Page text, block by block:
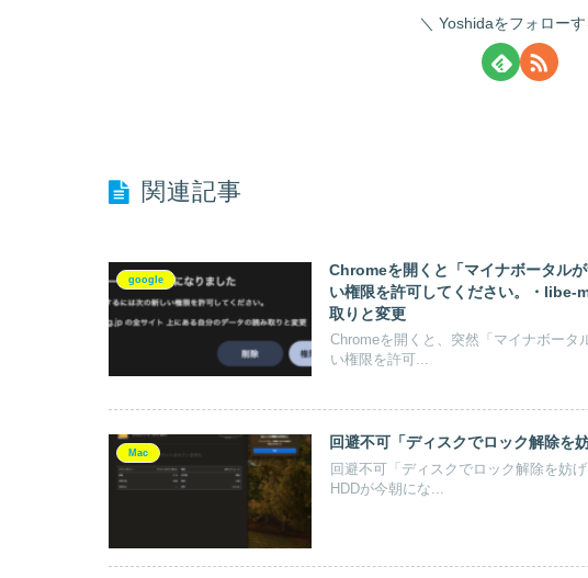
Yoshidaをフォローす
関連記事
google
Chromeを開くと「マイナボータル
い権限を許可してください。・libe-
取りと変更
Chromeを開くと、突然「マイナボータ
い権限を許可...
Mac
回避不可「ディスクでロック解除を
回避不可「ディスクでロック解除を妨
HDDが今朝にな...